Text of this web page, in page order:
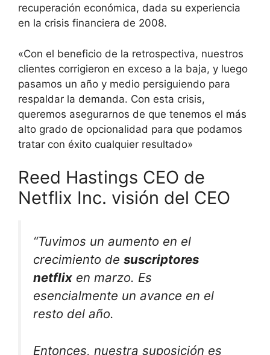
recuperación económica, dada su experiencia
en la crisis financiera de 2008.
«Con el beneficio de la retrospectiva, nuestros
clientes corrigieron en exceso a la baja, y luego
pasamos un año y medio persiguiendo para
respaldar la demanda. Con esta crisis,
queremos asegurarnos de que tenemos el más
alto grado de opcionalidad para que podamos
tratar con éxito cualquier resultado»
Reed Hastings CEO de
Netflix Inc. visión del CEO
“Tuvimos un aumento en el
crecimiento de suscriptores
netflix en marzo. Es
esencialmente un avance en el
resto del año.
Entonces, nuestra suposición es